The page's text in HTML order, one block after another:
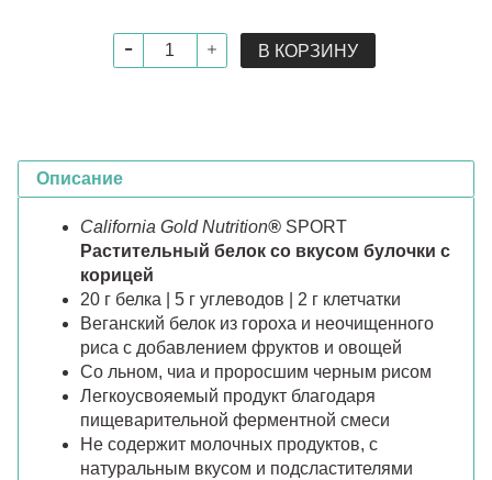
В КОРЗИНУ
Описание
California Gold Nutrition® SPORT
Растительный белок со вкусом булочки с
корицей
20 г белка | 5 г углеводов | 2 г клетчатки
Веганский белок из гороха и неочищенного
риса с добавлением фруктов и овощей
Со льном, чиа и проросшим черным рисом
Легкоусвояемый продукт благодаря
пищеварительной ферментной смеси
Не содержит молочных продуктов, с
натуральным вкусом и подсластителями